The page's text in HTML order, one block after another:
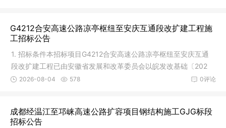
G4212合安高速公路凉亭枢纽至安庆互通段改扩建工程施
工招标公告
1. 招标条件本招标项目G4212合安高速公路凉亭枢纽至安庆互通
段改扩建工程已由安徽省发展和改革委员会以皖发改基础〔202
5〕550号
0评论
2026-08-04 578
成都经温江至邛崃高速公路扩容项目钢结构施工GJG标段
招标公告